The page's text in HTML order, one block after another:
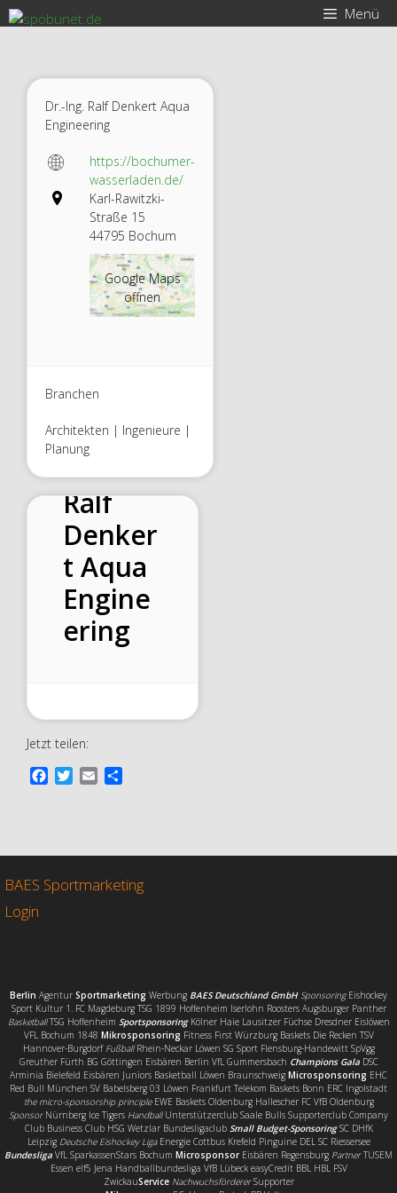
Zum
Inhalt
Menü
Dr.-Ing. Ralf Denkert Aqua
Engineering
https://bochumer-
wasserladen.de/
Karl-Rawitzki-
Straße 15
44795 Bochum
Google Maps
öffnen
Branchen
Architekten | Ingenieure |
Planung
Dr.-Ing.
Ralf
Denker
t Aqua
Engine
ering
Jetzt teilen:
o
k
r
BAES Sportmarketing
Login
Berlin Agentur Sportmarketing Werbung BAES Deutschland GmbH SponsoringEishockey
Sport Kultur 1. FC Magdeburg TSG 1899 Hoffenheim Iserlohn Roosters Augsburger Panther
BasketballTSG Hoffenheim SportsponsoringKölner Haie Lausitzer Füchse Dresdner Eislöwen
VFL Bochum 1848 Mikrosponsoring Fitness First Würzburg Baskets Die Recken TSV
Hannover-Burgdorf FußballRhein-Neckar Löwen SG Sport Flensburg-Handewitt SpVgg
Greuther Fürth BG Göttingen Eisbären Berlin VfL Gummersbach Champions GalaDSC
Arminia Bielefeld Eisbären Juniors Basketball Löwen Braunschweig Microsponsoring EHC
Red Bull München SV Babelsberg 03 Löwen Frankfurt Telekom Baskets Bonn ERC Ingolstadt
the micro-sponsorship principleEWE Baskets Oldenburg Hallescher FC VfB Oldenburg
SponsorNürnberg Ice Tigers HandballUnterstützerclub Saale Bulls Supporterclub Company
Club Business Club HSG Wetzlar Bundesligaclub Small Budget-SponsoringSC DHfK
Leipzig Deutsche Eishockey LigaEnergie Cottbus Krefeld Pinguine DEL SC Riessersee
Bundesliga VfL SparkassenStars Bochum MicrosponsorEisbären Regensburg PartnerTUSEM
Essen elf5 Jena Handballbundesliga VfB Lübeck easyCredit BBL HBL FSV
ZwickauService NachwuchsfördererSupporter